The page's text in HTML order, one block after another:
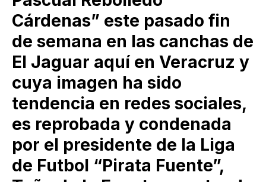
Cárdenas” este pasado fin
de semana en las canchas de
El Jaguar aquí en Veracruz y
cuya imagen ha sido
tendencia en redes sociales,
es reprobada y condenada
por el presidente de la Liga
de Futbol “Pirata Fuente”,